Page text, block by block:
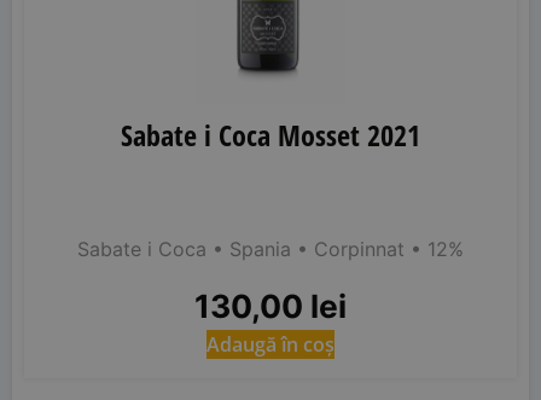
Sabate i Coca Mosset 2021
Sabate i Coca • Spania • Corpinnat • 12%
130,00 lei
Adaugă în coș